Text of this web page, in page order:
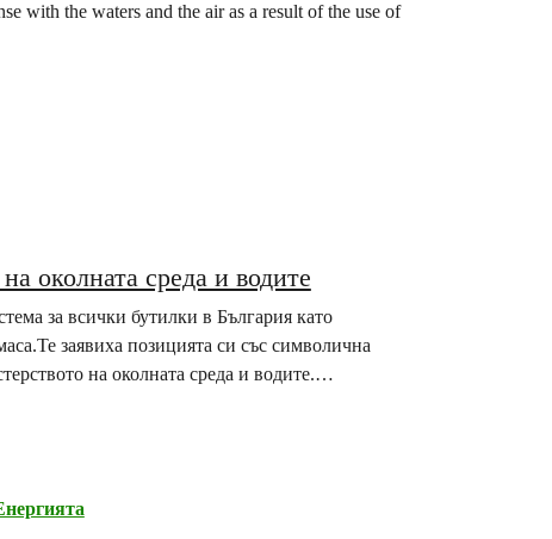
with the waters and the air as a result of the use of
околната среда и водите
за всички бутилки в България като
заявиха позицията си със символична
на околната среда и водите.
Екологично сдружение „За Земята“ с